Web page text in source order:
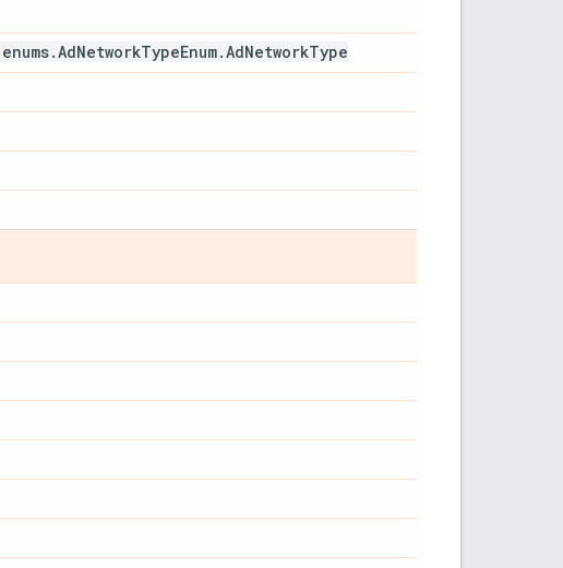
enums.AdNetworkTypeEnum.AdNetworkType